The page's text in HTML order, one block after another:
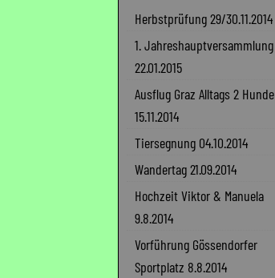
Herbstprüfung 29/30.11.2014
1. Jahreshauptversammlung
22.01.2015
Ausflug Graz Alltags 2 Hunde
15.11.2014
Tiersegnung 04.10.2014
Wandertag 21.09.2014
Hochzeit Viktor & Manuela
9.8.2014
Vorführung Gössendorfer
Sportplatz 8.8.2014